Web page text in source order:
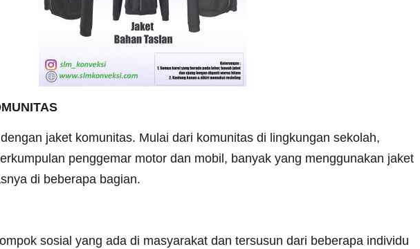
jaket komunitas. Mulai dari komunitas di lingkungan sekolah,
penggemar motor dan mobil, banyak yang menggunakan jaket
di beberapa bagian.
sosial yang ada di masyarakat dan tersusun dari beberapa individu